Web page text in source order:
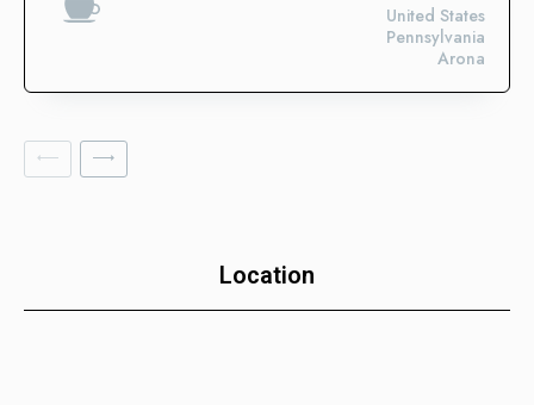
Tecnologías de la Información
Marketing y Publicidad
Recursos Humanos
Construcción
Arona
Pennsylvania
United States
Location